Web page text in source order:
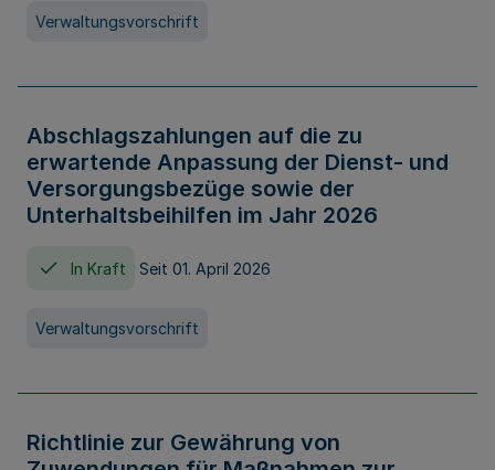
Verwaltungsvorschrift
Abschlagszahlungen auf die zu
erwartende Anpassung der Dienst- und
Versorgungsbezüge sowie der
Unterhaltsbeihilfen im Jahr 2026
In Kraft Seit 01. April 2026
Verwaltungsvorschrift
Richtlinie zur Gewährung von